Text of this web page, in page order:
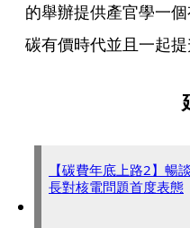
的舉辦提供產官學一
碳有價時代並且一起提
【碳費年底上路2】
長對核電問題首度表態